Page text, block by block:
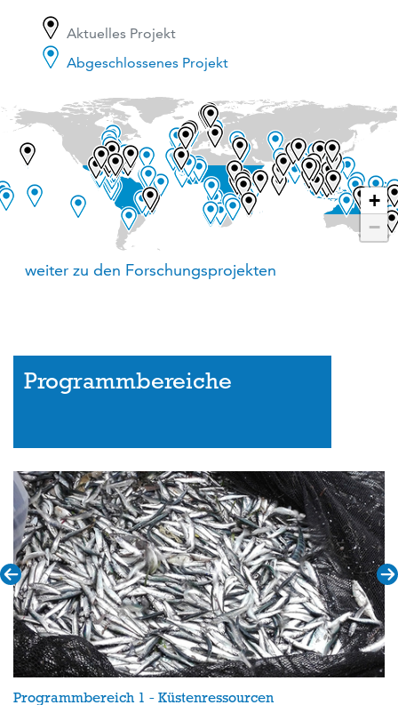
Aktuelles Projekt
Abgeschlossenes Projekt
+
−
weiter zu den Forschungsprojekten
Programmbereiche
Programmbereich 1 - Küstenressourcen